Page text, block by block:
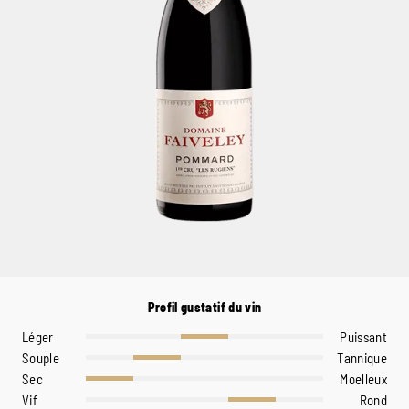
Profil gustatif du vin
Léger
Puissant
Souple
Tannique
Sec
Moelleux
Vif
Rond